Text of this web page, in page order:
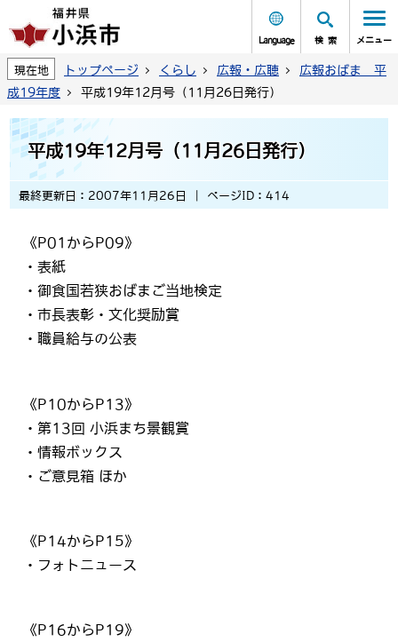
Language 検索 メニュー
現在地 トップページ くらし 広報・広聴
広報おばま 平
成19年度
平成19年12月号（11月26日発行）
平成19年12月号（11月26日発行）
最終更新日：2007年11月26日 ページID：414
《P01からP09》
・表紙
・御食国若狭おばまご当地検定
・市長表彰・文化奨励賞
・職員給与の公表
《P10からP13》
・第13回 小浜まち景観賞
・情報ボックス
・ご意見箱 ほか
《P14からP15》
・フォトニュース
《P16からP19》